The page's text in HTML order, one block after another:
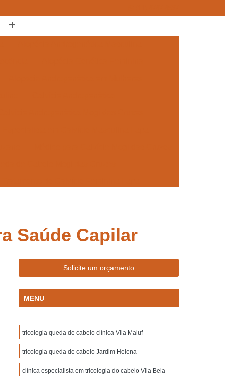
das Cruzes
Tratamento para Calvo Lapa
Suzano
Clinica de Medicina Capilar
em Queda de Cabelo
Clinica para Tratamento Capilar Lapa
Capilar Mogi das Cruzes
Clinica para Tratamento de Cabelo
Saúde Capilar
Solicite um orçamento
MENU
tricologia queda de cabelo clínica Vila Maluf
tricologia queda de cabelo Jardim Helena
clínica especialista em tricologia do cabelo Vila Bela